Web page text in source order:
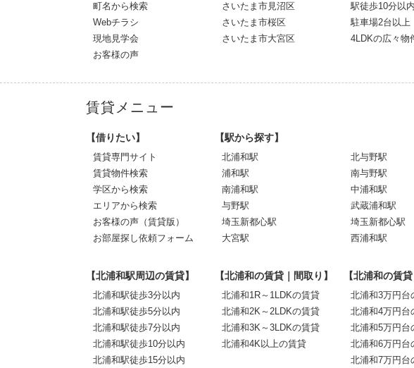
町名から検索
Webチラシ
現地見学会
お客様の声
さいたま市見沼区
さいたま市桜区
さいたま市大宮区
駅徒歩10分以内
駐車場2台以上
4LDKの広々物
賃貸メニュー
【借りたい】
賃貸専門サイト
賃貸物件検索
学区から検索
エリアから検索
お客様の声（賃貸版）
お部屋探し依頼フォーム
【駅から探す】
北浦和駅
浦和駅
南浦和駅
与野駅
埼玉新都心駅
大宮駅
北与野駅
南与野駅
中浦和駅
武蔵浦和駅
埼玉新都心駅
西浦和駅
【北浦和駅周辺の賃貸】
北浦和駅徒歩3分以内
北浦和駅徒歩5分以内
北浦和駅徒歩7分以内
北浦和駅徒歩10分以内
北浦和駅徒歩15分以内
【北浦和の賃貸｜間取り】
北浦和1R～1LDKの賃貸
北浦和2K～2LDKの賃貸
北浦和3K～3LDKの賃貸
北浦和4K以上の賃貸
【北浦和の賃貸
北浦和3万円台
北浦和4万円台
北浦和5万円台
北浦和6万円台
北浦和7万円台